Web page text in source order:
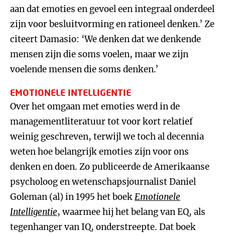
aan dat emoties en gevoel een integraal onderdeel
zijn voor besluitvorming en rationeel denken.’ Ze
citeert Damasio: ‘We denken dat we denkende
mensen zijn die soms voelen, maar we zijn
voelende mensen die soms denken.’
EMOTIONELE INTELLIGENTIE
Over het omgaan met emoties werd in de
managementliteratuur tot voor kort relatief
weinig geschreven, terwijl we toch al decennia
weten hoe belangrijk emoties zijn voor ons
denken en doen. Zo publiceerde de Amerikaanse
psycholoog en wetenschapsjournalist Daniel
Goleman (al) in 1995 het boekEmotionele
Intelligentie, waarmee hij het belang van EQ, als
tegenhanger van IQ, onderstreepte. Dat boek